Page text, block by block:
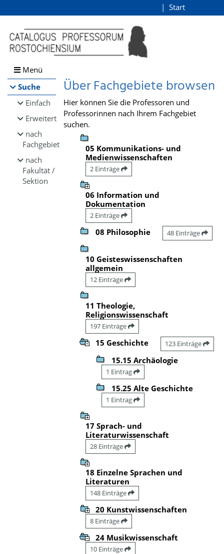
Browsen
direkt zum Inhalt
Start
Menü
Suche
Einfach
Erweitert
nach
Fachgebiet
nach
Fakultät /
Sektion
Über Fachgebiete browsen
Hier können Sie die Professoren und
Professorinnen nach Ihrem Fachgebiet
suchen.
05 Kommunikations- und
Medienwissenschaften
2 Einträge
06 Information und
Dokumentation
2 Einträge
08 Philosophie 48 Einträge
10 Geisteswissenschaften
allgemein
12 Einträge
11 Theologie,
Religionswissenschaft
197 Einträge
15 Geschichte 123 Einträge
15.15 Archäologie
1 Eintrag
15.25 Alte Geschichte
1 Eintrag
17 Sprach- und
Literaturwissenschaft
28 Einträge
18 Einzelne Sprachen und
Literaturen
148 Einträge
20 Kunstwissenschaften
8 Einträge
24 Musikwissenschaft
10 Einträge